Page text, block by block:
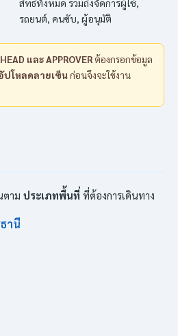
สิทธิ์ทั้งหมด รวมถึงจัดการผู้ใช้,
รถยนต์, คนขับ, ผู้อนุมัติ
และ APPROVER ต้องกรอกข้อมูล
ปโหลดลายเซ็นก่อนจึงจะใช้งาน
าม ประเภทพื้นที่ ที่ต้องการเดินทาง
านี